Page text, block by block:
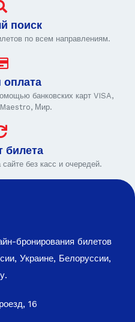
поиск
по всем направлениям.
банковских карт VISA,
Мир.
билета
без касс и очередей.
бронирования билетов
Украине, Белоруссии,
16